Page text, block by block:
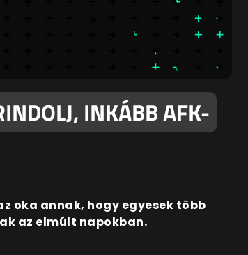
INKÁBB AFK-
oka annak, hogy egyesek több
az elmúlt napokban.